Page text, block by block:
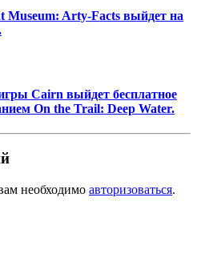
Museum: Arty-Facts выйдет на
Cairn выйдет бесплатное
On the Trail: Deep Water.
необходимо авторизоваться.